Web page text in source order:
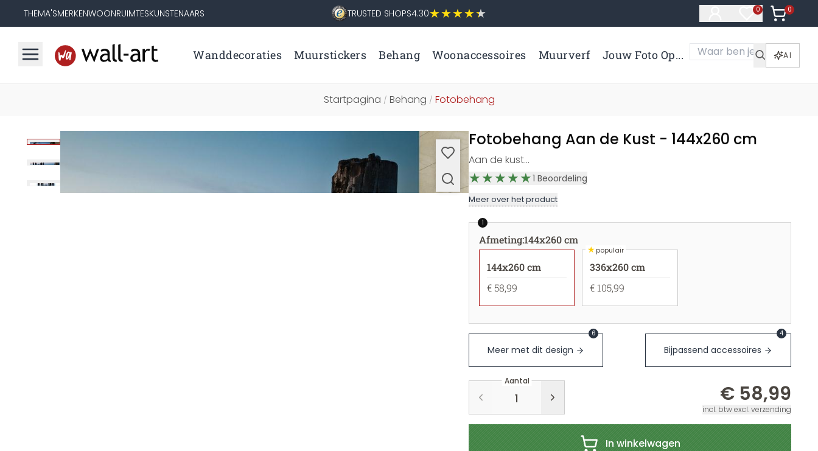
THEMA'SMERKENWOONRUIMTESKUNSTENAARS TRUSTED SHOPS4.30 0
Artikelen in
0
Artikelen
Wanddecoraties Muurstickers Behang Woonaccessoires Muurverf Jouw Foto Op... AI
Startpagina / Behang / Fotobehang
Fotobehang Aan de Kust - 144x260 cm
Aan de kust...
1 Beoordeling
Meer over het product
1
Afmeting:144x260 cm
144x260 cm
€ 58,99
★populair
336x260 cm
€ 105,99
Meer met dit design
6
Bijpassend accessoires
4
Aantal
€ 58,99
incl. btw excl. verzending
In winkelwagen